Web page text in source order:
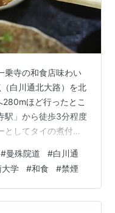
乗寺の和食店味わい
白川通北大路）を北
ほど行ったとこ
駅」から徒歩3分程度
としてタイの煮付け
町11-10（Google
日…木曜日および
なし※詳しくは食べ
さい。 記事制作：京
#曼殊院道 #白川通
大学 #和食 #禁煙